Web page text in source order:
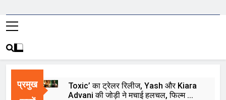
प्रमुख
Toxic’ का ट्रेलर रिलीज, Yash और Kiara
Advani की जोड़ी ने मचाई हलचल, फिल्म को